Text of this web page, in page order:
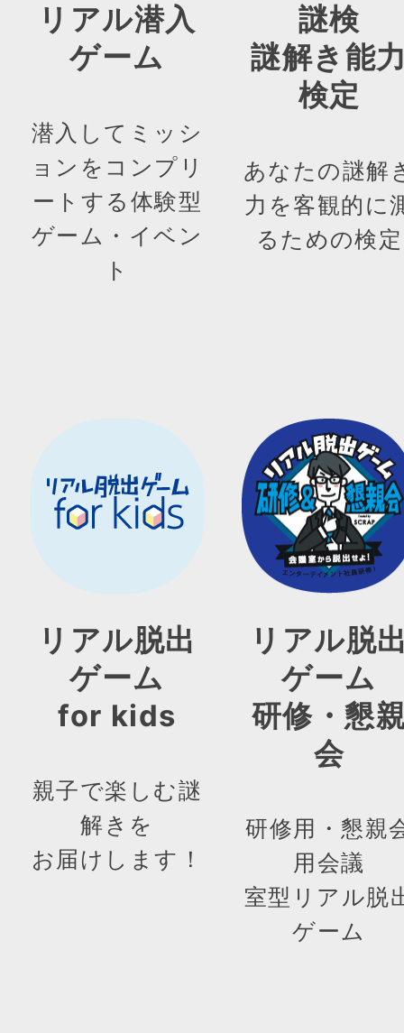
リアル潜入
ゲーム
潜入してミッシ
ョンをコンプリ
ートする体験型
ゲーム・イベン
ト
謎検
謎解き能
検定
あなたの謎解
力を客観的に
るための検定
リアル脱出
ゲーム
for kids
親子で楽しむ謎
解きを
お届けします！
リアル脱
ゲーム
研修・懇
会
研修用・懇親
用会議
室型リアル脱
ゲーム